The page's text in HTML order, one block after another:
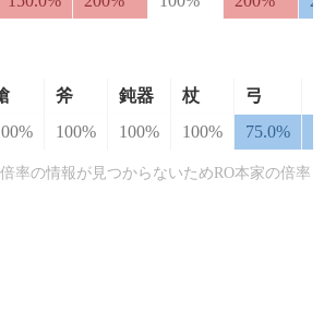
斧 鈍器 杖 弓
100% 100% 100% 75.0%
率の情報が見つからないためRO本家の倍率